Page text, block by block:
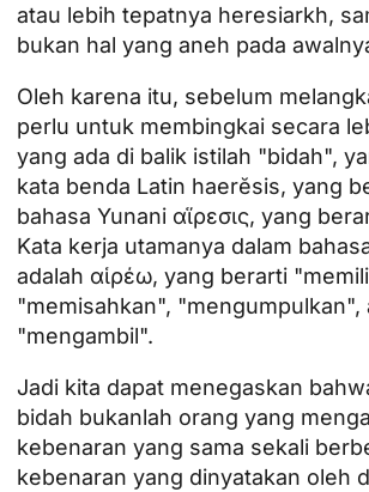
atau lebih tepatnya heresiarkh,
bukan hal yang aneh pada
Oleh karena itu, sebelum
perlu untuk membingkai secara
yang ada di balik istilah "bidah",
kata benda Latin haerĕsis, yang
bahasa Yunani αἵρεσις, yang
Kata kerja utamanya dalam
adalah αἱρέω, yang berarti
"memisahkan", "mengumpulkan",
"mengambil".
Jadi kita dapat menegaskan
bidah bukanlah orang yang
kebenaran yang sama sekali
kebenaran yang dinyatakan oleh